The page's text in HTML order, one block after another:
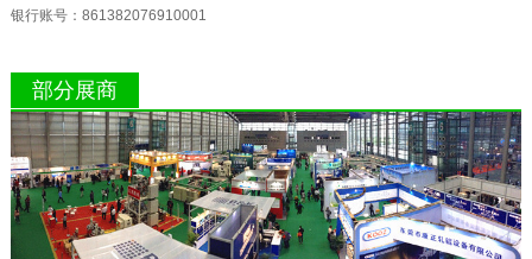
银行账号：861382076910001
部分展商